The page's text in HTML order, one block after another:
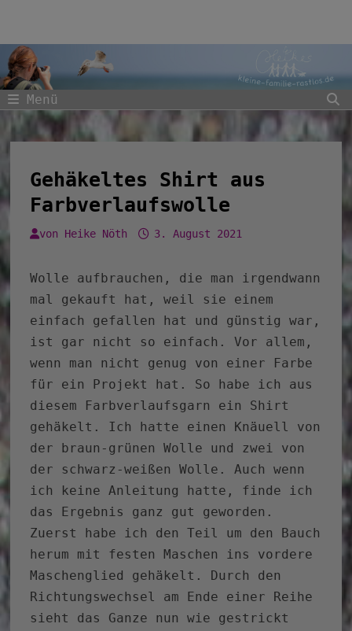
springen
Menü
Gehäkeltes Shirt aus
Farbverlaufswolle
von Heike Nöth 3. August 2021
Wolle aufbrauchen, die man irgendwann
mal gekauft hat, weil sie einem
einfach gefallen hat und günstig war,
ist gar nicht so einfach. Vor allem,
wenn man nicht genug von einer Farbe
für ein Projekt hat. So habe ich aus
diesem Farbverlaufsgarn ein Shirt
gehäkelt. Ich hatte einen Knäuell von
der braun-grünen Wolle und zwei von
der schwarz-weißen Wolle. Auch wenn
ich keine Anleitung hatte, finde ich
das Ergebnis ganz gut geworden.
Zuerst habe ich den Teil um den Bauch
herum mit festen Maschen ins vordere
Maschenglied gehäkelt. Durch den
Richtungswechsel am Ende einer Reihe
sieht das Ganze nun wie gestrickt